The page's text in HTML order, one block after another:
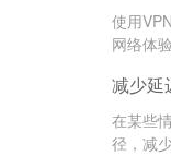
使用
网络体验
减少延
在某些
径，减